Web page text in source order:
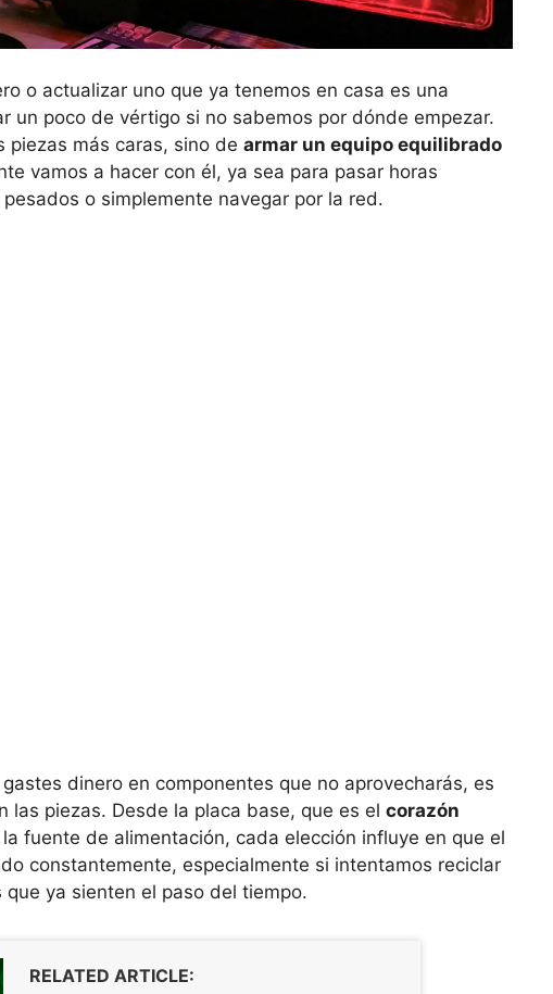
o actualizar uno que ya tenemos en casa es una
un poco de vértigo si no sabemos por dónde empezar.
piezas más caras, sino de armar un equipo equilibrado
vamos a hacer con él, ya sea para pasar horas
o simplemente navegar por la red.
dinero en componentes que no aprovecharás, es
las piezas. Desde la placa base, que es el corazón
fuente de alimentación, cada elección influye en que el
constantemente, especialmente si intentamos reciclar
ya sienten el paso del tiempo.
RELATED ARTICLE: